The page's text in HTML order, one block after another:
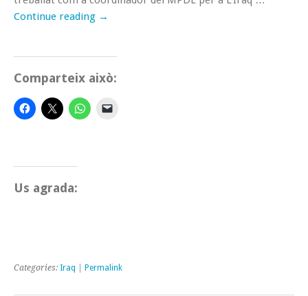
Continue reading →
Comparteix això:
Us agrada:
Categories: Iraq Permalink